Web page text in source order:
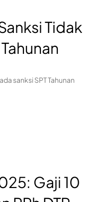
Tidak
sanksi SPT Tahunan
Gaji 10